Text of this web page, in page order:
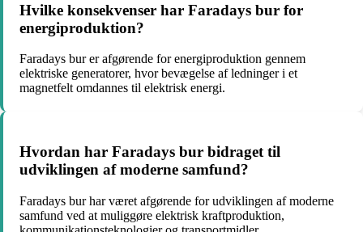
Hvilke konsekvenser har Faradays bur for
energiproduktion?
Faradays bur er afgørende for energiproduktion gennem
elektriske generatorer, hvor bevægelse af ledninger i et
magnetfelt omdannes til elektrisk energi.
Hvordan har Faradays bur bidraget til
udviklingen af moderne samfund?
Faradays bur har været afgørende for udviklingen af moderne
samfund ved at muliggøre elektrisk kraftproduktion,